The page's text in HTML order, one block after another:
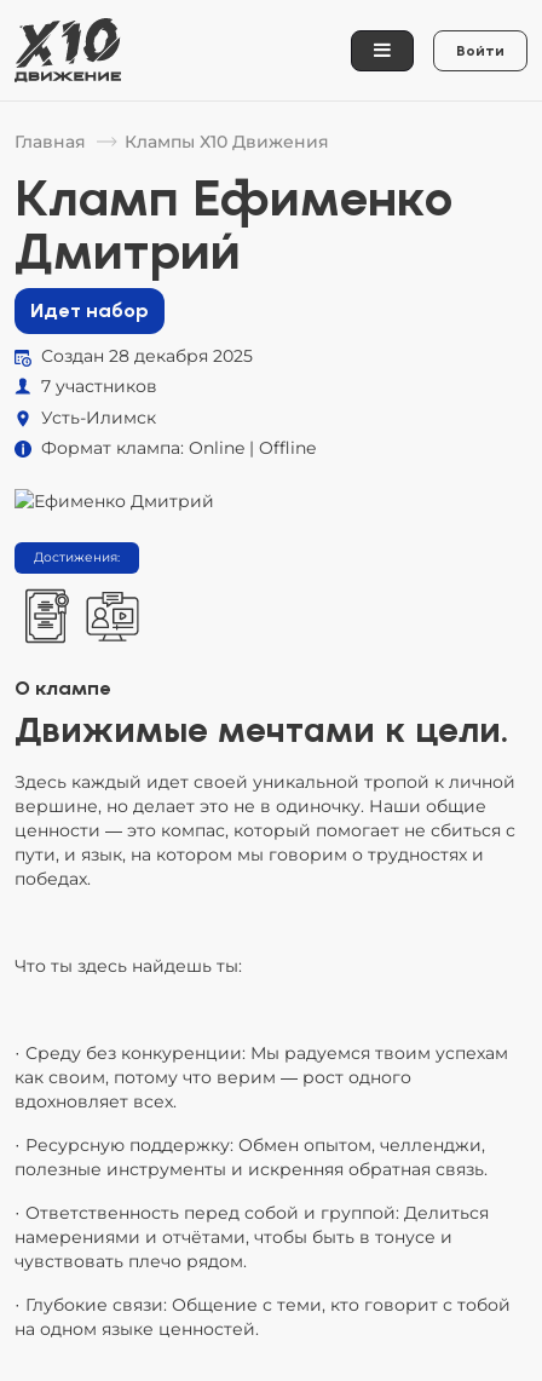
Войти
Главная Клампы Х10 Движения
Кламп Ефименко
Дмитрий
Идет набор
Создан 28 декабря 2025
7 участников
Усть-Илимск
Формат клампа: Online | Offline
Достижения:
О клампе
Движимые мечтами к цели.
Здесь каждый идет своей уникальной тропой к личной
вершине, но делает это не в одиночку. Наши общие
ценности — это компас, который помогает не сбиться с
пути, и язык, на котором мы говорим о трудностях и
победах.
Что ты здесь найдешь ты:
· Среду без конкуренции: Мы радуемся твоим успехам
как своим, потому что верим — рост одного
вдохновляет всех.
· Ресурсную поддержку: Обмен опытом, челленджи,
полезные инструменты и искренняя обратная связь.
· Ответственность перед собой и группой: Делиться
намерениями и отчётами, чтобы быть в тонусе и
чувствовать плечо рядом.
· Глубокие связи: Общение с теми, кто говорит с тобой
на одном языке ценностей.